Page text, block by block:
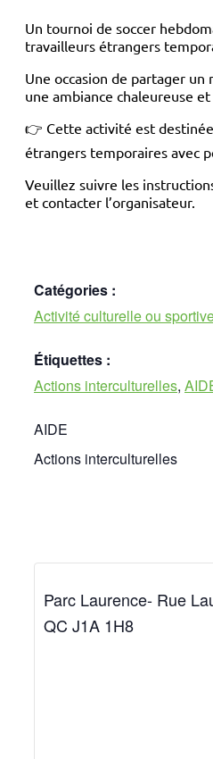
Un tournoi de soccer
travailleurs étrangers
Une occasion de partager
une ambiance chaleureuse
👉 Cette activité est
étrangers temporaires avec
Veuillez suivre les
et contacter l’organisateur.
Catégories :
Activité culturelle ou
Étiquettes :
Actions interculturelles,
AIDE
Actions interculturelles
Parc Laurence- Rue
QC J1A 1H8